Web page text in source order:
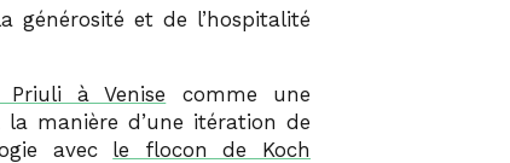
générosité et de l’hospitalité
Priuli à Venise comme une
manière d’une itération de
avec le flocon de Koch